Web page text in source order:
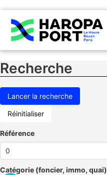
Recherche
Réinitialiser
Référence
Catégorie (foncier, immo, quai)